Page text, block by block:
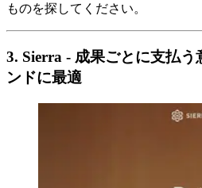
ものを探してください。
3. Sierra - 成果ごとに支払う
ンドに最適